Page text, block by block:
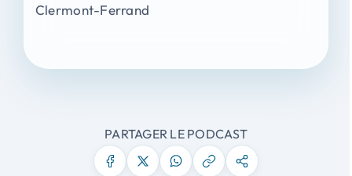
Clermont-Ferrand
PARTAGER LE PODCAST